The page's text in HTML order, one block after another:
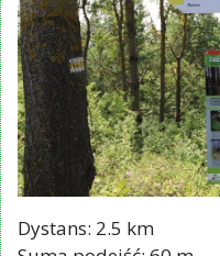
Dystans: 2.5 km